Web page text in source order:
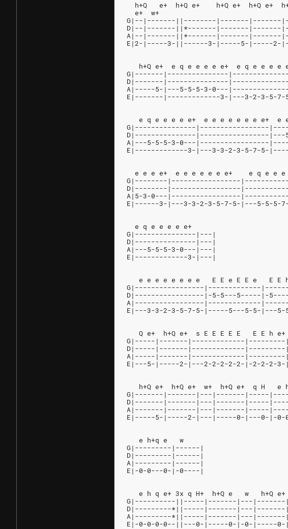
h+Q   e+  h+Q e+    h+Q e+  h+Q e+
  e+  w+
G|--|-------||--------|-------
D|--|-------||*-------|-------
A|--|-------||*-------|-------
E|2-|-----3-||------3-|-----5-|-----
h+Q e+  e q e e e e e+  e q e e e e
G|-------|---------------
D|-------|---------------
A|-----5-|---5-5-5-3-0---
E|-------|-------------3-|---3-2-3-5-
e q e e e e e+  e e e e e e e e+  e
G|---------------|-----------------
D|---------------|-----------------|---
A|---5-5-5-3-0---|-----------------
E|-------------3-|---3-3-2-3-5-7-
e e e e+  e e e e e e e+    e q e e
G|--------|-----------------
D|--------|-----------------
A|5-3-0---|-----------------
E|------3-|---3-3-2-3-5-7-5-|---5-5-
  e q e e e e e+
G|---------------|---|
D|---------------|---|
A|---5-5-5-3-0---|---|
E|-------------3-|---|
e e e e e e e e   E E e E E e   E E
G|-----------------|-------------
D|-----------------|-5-5---5-----|-
A|-----------------|-------------
E|---3-3-2-3-5-7-5-|-----5---5-5-
Q e+  h+Q e+  s E E E E E   E E h
G|-----|-------|-------------
D|-----|-------|-------------
A|-----|-------|-------------
E|---5-|-----2-|---2-2-2-2-2-|-2-2-
h+Q e+  h+Q e+  w+  h+Q e+  q H   e
G|-------|-------|---|-------|-----
D|-------|-------|---|-------|-----
A|-------|-------|---|-------|-----
E|-----5-|-----2-|---|-----0-|---0-|-0-
   e h+q e   w
G|---------|------|
D|---------|------|
A|---------|------|
E|-0-0---0-|-0----|
e h q e+ 3x q H+  h+Q e   w   h+Q
G|----------||-----|-------|---
D|---------*||-----|-------|---
A|---------*||-----|-------|---
E|-0-0-0-0--||---0-|-----0-|-0-|-----